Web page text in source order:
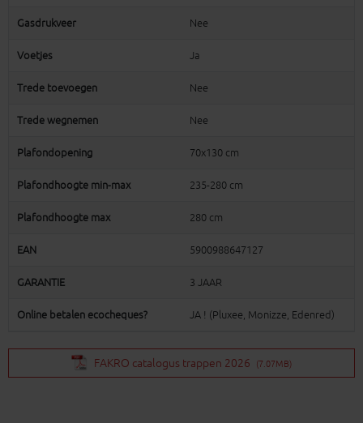
Gasdrukveer Nee
Voetjes Ja
Trede toevoegen Nee
Trede wegnemen Nee
Plafondopening 70x130 cm
Plafondhoogte min-max 235-280 cm
Plafondhoogte max 280 cm
EAN 5900988647127
GARANTIE 3 JAAR
Online betalen ecocheques? JA ! (Pluxee, Monizze, Edenred)
FAKRO catalogus trappen 2026 (7.07MB)